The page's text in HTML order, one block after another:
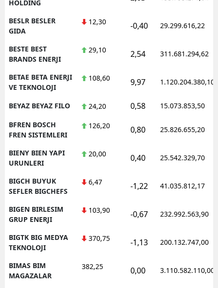
HOLDING
BESLR BESLER
GIDA
12,30 -0,40 29.299.616,22
BESTE BEST
BRANDS ENERJI
29,10 2,54 311.681.294,62
BETAE BETA ENERJI
VE TEKNOLOJI
108,60 9,97 1.120.204.380,10
BEYAZ BEYAZ FILO 24,20 0,58 15.073.853,50
BFREN BOSCH
FREN SISTEMLERI
126,20 0,80 25.826.655,20
BIENY BIEN YAPI
URUNLERI
20,00 0,40 25.542.329,70
BIGCH BUYUK
SEFLER BIGCHEFS
6,47 -1,22 41.035.812,17
BIGEN BIRLESIM
GRUP ENERJI
103,90 -0,67 232.992.563,90
BIGTK BIG MEDYA
TEKNOLOJI
370,75 -1,13 200.132.747,00
BIMAS BIM
MAGAZALAR
382,25 0,00 3.110.582.110,00